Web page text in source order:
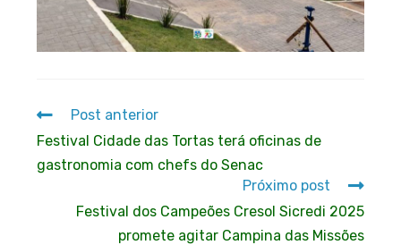
Post anterior
Festival Cidade das Tortas terá oficinas de
gastronomia com chefs do Senac
Próximo post
Festival dos Campeões Cresol Sicredi 2025
promete agitar Campina das Missões